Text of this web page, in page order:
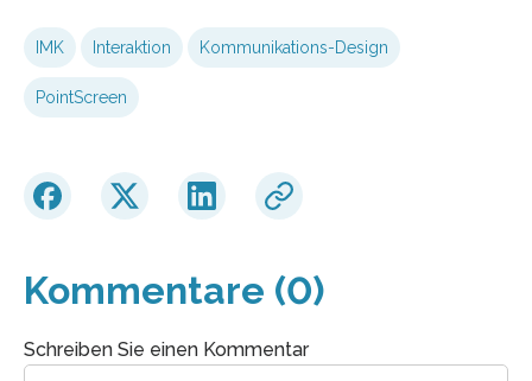
IMK Interaktion Kommunikations-Design
PointScreen
Kommentare (0)
Schreiben Sie einen Kommentar